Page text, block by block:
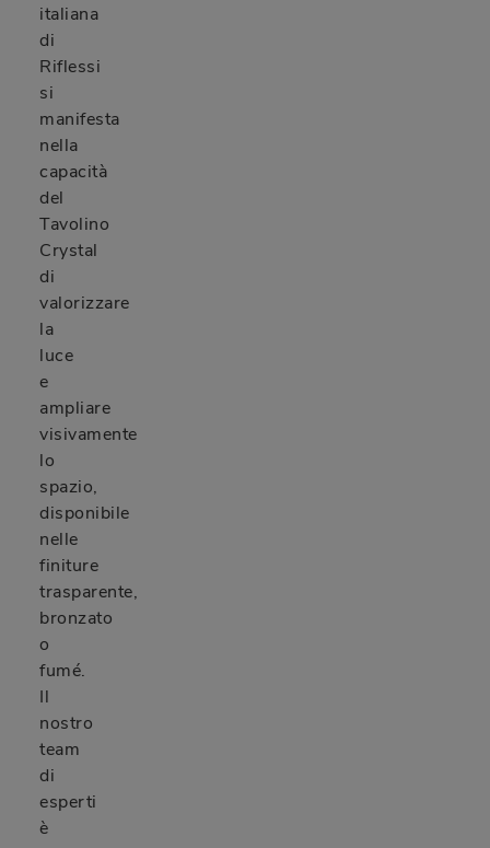
italiana
di
Riflessi
si
manifesta
nella
capacità
del
Tavolino
Crystal
di
valorizzare
la
luce
e
ampliare
visivamente
lo
spazio,
disponibile
nelle
finiture
trasparente,
bronzato
o
fumé.
Il
nostro
team
di
esperti
è